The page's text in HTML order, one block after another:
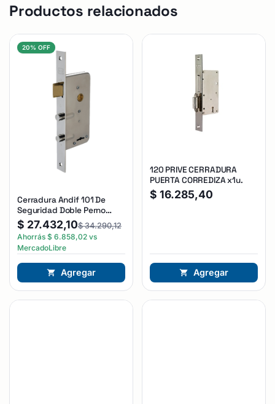
Productos relacionados
20% OFF
Cerradura Andif 101 De
Seguridad Doble Perno
Reforzada Plateado
$ 27.432,10$34.290,12
Ahorrás $ 6.858,02 vs
MercadoLibre
Agregar
120 PRIVE CERRADURA
PUERTA CORREDIZA x1u.
$ 16.285,40
Agregar